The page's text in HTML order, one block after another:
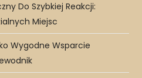
Do Szybkiej Reakcji:
Miejsc
Wygodne Wsparcie